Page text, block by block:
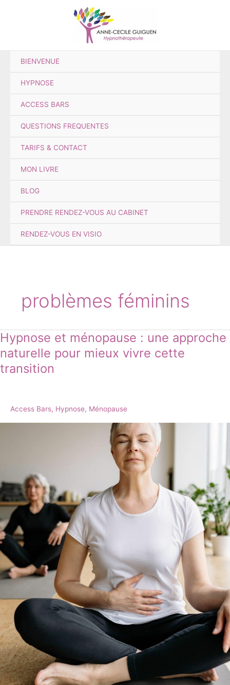
BIENVENUE
HYPNOSE
ACCESS BARS
QUESTIONS FREQUENTES
TARIFS & CONTACT
MON LIVRE
BLOG
PRENDRE RENDEZ-VOUS AU CABINET
RENDEZ-VOUS EN VISIO
problèmes féminins
Hypnose et ménopause : une approche
naturelle pour mieux vivre cette
transition
Access Bars, Hypnose, Ménopause
Hypnose
ménopause
: